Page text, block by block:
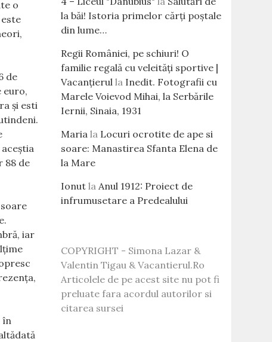
o
de
euro,
şi esti
88 de
iar
în
la băi! Istoria primelor cărţi poştale
din lume…
Regii României, pe schiuri! O
familie regală cu veleităţi sportive |
Vacanțierulla Inedit. Fotografii cu
Marele Voievod Mihai, la Serbările
Iernii, Sinaia, 1931
Mariala Locuri ocrotite de ape si
soare: Manastirea Sfanta Elena de
la Mare
Ionutla Anul 1912: Proiect de
infrumusetare a Predealului
COPYRIGHT - Simona Lazar &
Valentin Tigau & Vacantierul.Ro
Articolele de pe acest site nu pot fi
preluate fara acordul autorilor si
citarea sursei